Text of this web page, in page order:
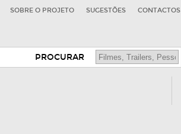
SOBRE O PROJETO SUGESTÕES CONTACTOS
PROCURAR